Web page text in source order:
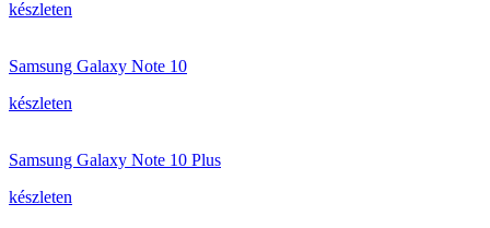
készleten
Samsung Galaxy Note 10
készleten
Samsung Galaxy Note 10 Plus
készleten